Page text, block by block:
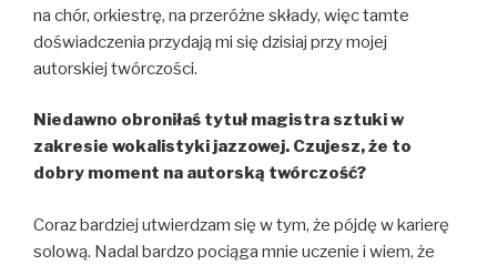
na chór, orkiestrę, na przeróżne składy, więc tamte
doświadczenia przydają mi się dzisiaj przy mojej
autorskiej twórczości.
Niedawno obroniłaś tytuł magistra sztuki w
zakresie wokalistyki jazzowej. Czujesz, że to
dobry moment na autorską twórczość?
Coraz bardziej utwierdzam się w tym, że pójdę w karierę
solową. Nadal bardzo pociąga mnie uczenie i wiem, że